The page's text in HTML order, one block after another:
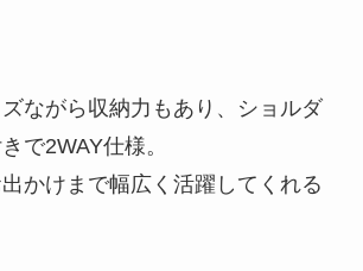
ながら収納力もあり、ショルダ
で2WAY仕様。
かけまで幅広く活躍してくれる